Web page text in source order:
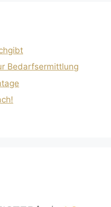
Bedarfsermittlung